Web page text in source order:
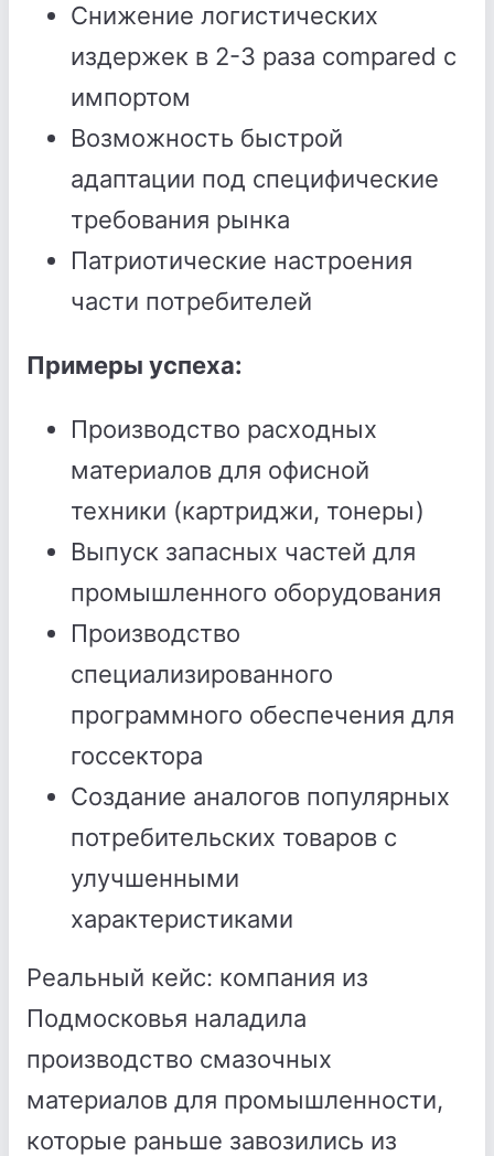
Снижение логистических
издержек в 2-3 раза compared с
импортом
Возможность быстрой
адаптации под специфические
требования рынка
Патриотические настроения
части потребителей
Примеры успеха:
Производство расходных
материалов для офисной
техники (картриджи, тонеры)
Выпуск запасных частей для
промышленного оборудования
Производство
специализированного
программного обеспечения для
госсектора
Создание аналогов популярных
потребительских товаров с
улучшенными
характеристиками
Реальный кейс: компания из
Подмосковья наладила
производство смазочных
материалов для промышленности,
которые раньше завозились из